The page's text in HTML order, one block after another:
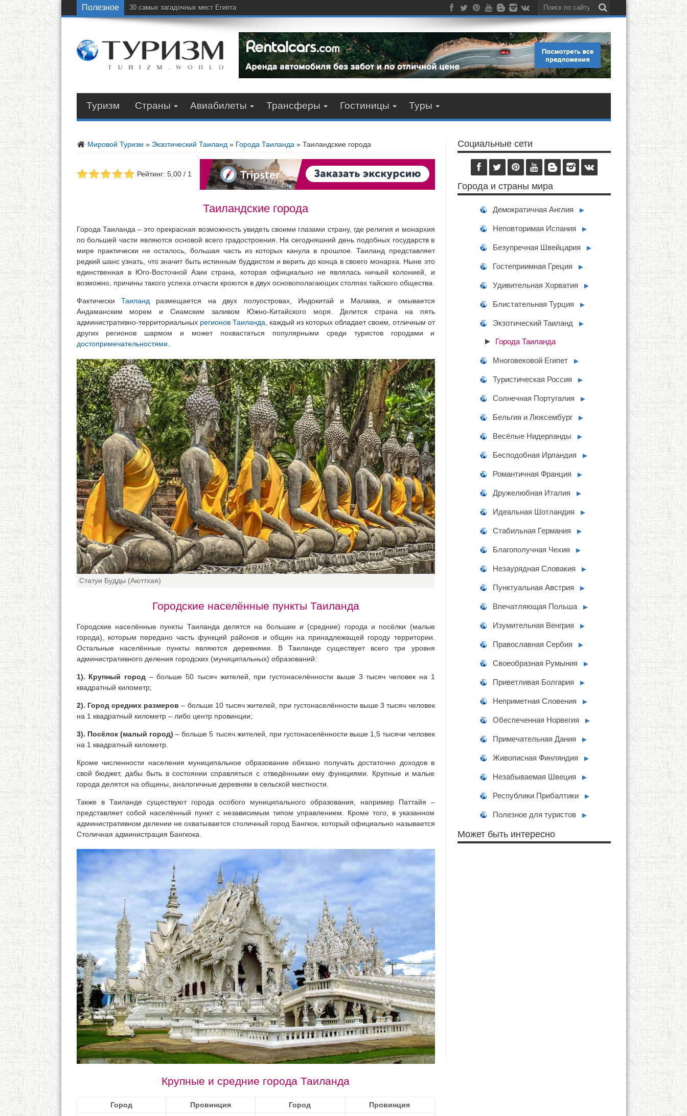
Полезное 30 самых загадочных мест Египта
Туризм Страны Авиабилеты Трансферы Гостиницы Туры
Мировой Туризм » Экзотический Таиланд » Города Таиланда » Таиландские города
Рейтинг: 5,00 / 1
Таиландские города
Города Таиланда – это прекрасная возможность увидеть своими глазами страну, где религия и монархия
по большей части являются основой всего градостроения. На сегодняшний день подобных государств в
мире практически не осталось, большая часть из которых канула в прошлое. Таиланд представляет
редкий шанс узнать, что значит быть истинным буддистом и верить до конца в своего монарха. Ныне это
единственная в Юго-Восточной Азии страна, которая официально не являлась ничьей колонией, и
возможно, причины такого успеха отчасти кроются в двух основополагающих столпах тайского общества.
Фактически Таиланд размещается на двух полуостровах, Индокитай и Малакка, и омывается
Андаманским морем и Сиамским заливом Южно-Китайского моря. Делится страна на пять
административно-территориальных регионов Таиланда , каждый из которых обладает своим, отличным от
других регионов шармом и может похвастаться популярными среди туристов городами и
достопримечательностями
Статуи Будды (Аюттхая)
Городские населённые пункты Таиланда
Городские населённые пункты Таиланда делятся на большие и (средние) города и посёлки (малые
города), которым передано часть функций районов и общин на принадлежащей городу территории.
Остальные населённые пункты являются деревнями. В Таиланде существует всего три уровня
административного деления городских (муниципальных) образований:
1). Крупный город– больше 50 тысяч жителей, при густонаселённости выше 3 тысяч человек на 1
квадратный километр;
2). Город средних размеров – больше 10 тысяч жителей, при густонаселённости выше 3 тысяч человек
на 1 квадратный километр – либо центр провинции;
3). Посёлок (малый город) – больше 5 тысяч жителей, при густонаселённости выше 1,5 тысячи человек
на 1 квадратный километр.
Кроме численности населения муниципальное образование обязано получать достаточно доходов в
свой бюджет, дабы быть в состоянии справляться с отведёнными ему функциями. Крупные и малые
города делятся на общины, аналогичные деревням в сельской местности.
Также в Таиланде существуют города особого муниципального образования, например Паттайя –
представляет собой населённый пункт с независимым типом управлением. Кроме того, в указанном
административном делении не охватывается столичный город Бангкок, который официально называется
Столичная администрация Бангкока.
Крупные и средние города Таиланда
Город Провинция Город
Провинция
Социальные сети
Города и страны мира
Демократичная Англия ►
Неповторимая Испания ►
Безупречная Швейцария ►
Гостеприимная Греция ►
Удивительная Хорватия ►
Блистательная Турция ►
Экзотический Таиланд ►
Города Таиланда
Многовековой Египет ►
Туристическая Россия ►
Солнечная Португалия ►
Бельгия и Люксембург ►
Весёлые Нидерланды ►
Бесподобная Ирландия ►
Романтичная Франция ►
Дружелюбная Италия ►
Идеальная Шотландия ►
Стабильная Германия ►
Благополучная Чехия ►
Незаурядная Словакия ►
Пунктуальная Австрия ►
Впечатляющая Польша ►
Изумительная Венгрия ►
Православная Сербия ►
Своеобразная Румыния ►
Приветливая Болгария ►
Неприметная Словения ►
Обеспеченная Норвегия ►
Примечательная Дания ►
Живописная Финляндия ►
Незабываемая Швеция ►
Республики Прибалтики ►
Полезное для туристов ►
Может быть интересно